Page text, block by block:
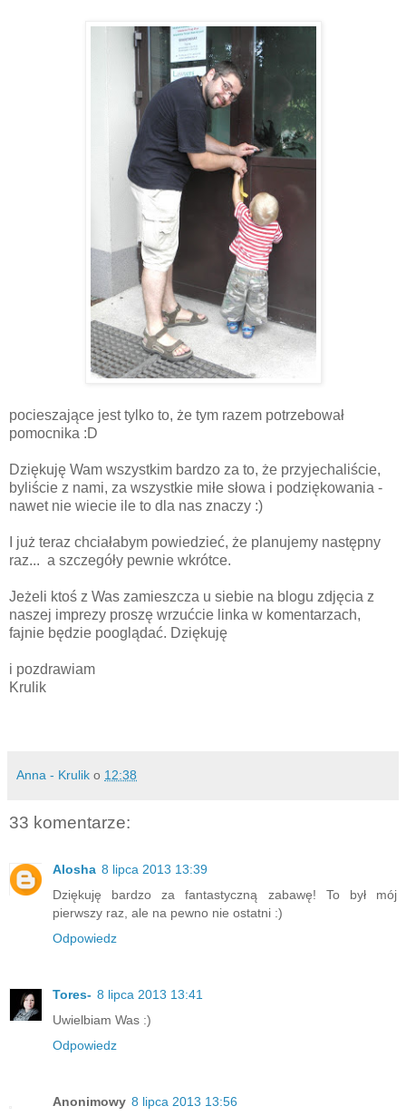
pocieszające jest tylko to, że tym razem potrzebował
pomocnika :D
Dziękuję Wam wszystkim bardzo za to, że przyjechaliście,
byliście z nami, za wszystkie miłe słowa i podziękowania -
nawet nie wiecie ile to dla nas znaczy :)
I już teraz chciałabym powiedzieć, że planujemy następny
raz... a szczegóły pewnie wkrótce.
Jeżeli ktoś z Was zamieszcza u siebie na blogu zdjęcia z
naszej imprezy proszę wrzućcie linka w komentarzach,
fajnie będzie pooglądać. Dziękuję
i pozdrawiam
Krulik
Anna - Krulik o 12:38
33 komentarze:
Alosha 8 lipca 2013 13:39
Dziękuję bardzo za fantastyczną zabawę! To był mój
pierwszy raz, ale na pewno nie ostatni :)
Odpowiedz
Tores- 8 lipca 2013 13:41
Uwielbiam Was :)
Odpowiedz
Anonimowy 8 lipca 2013 13:56